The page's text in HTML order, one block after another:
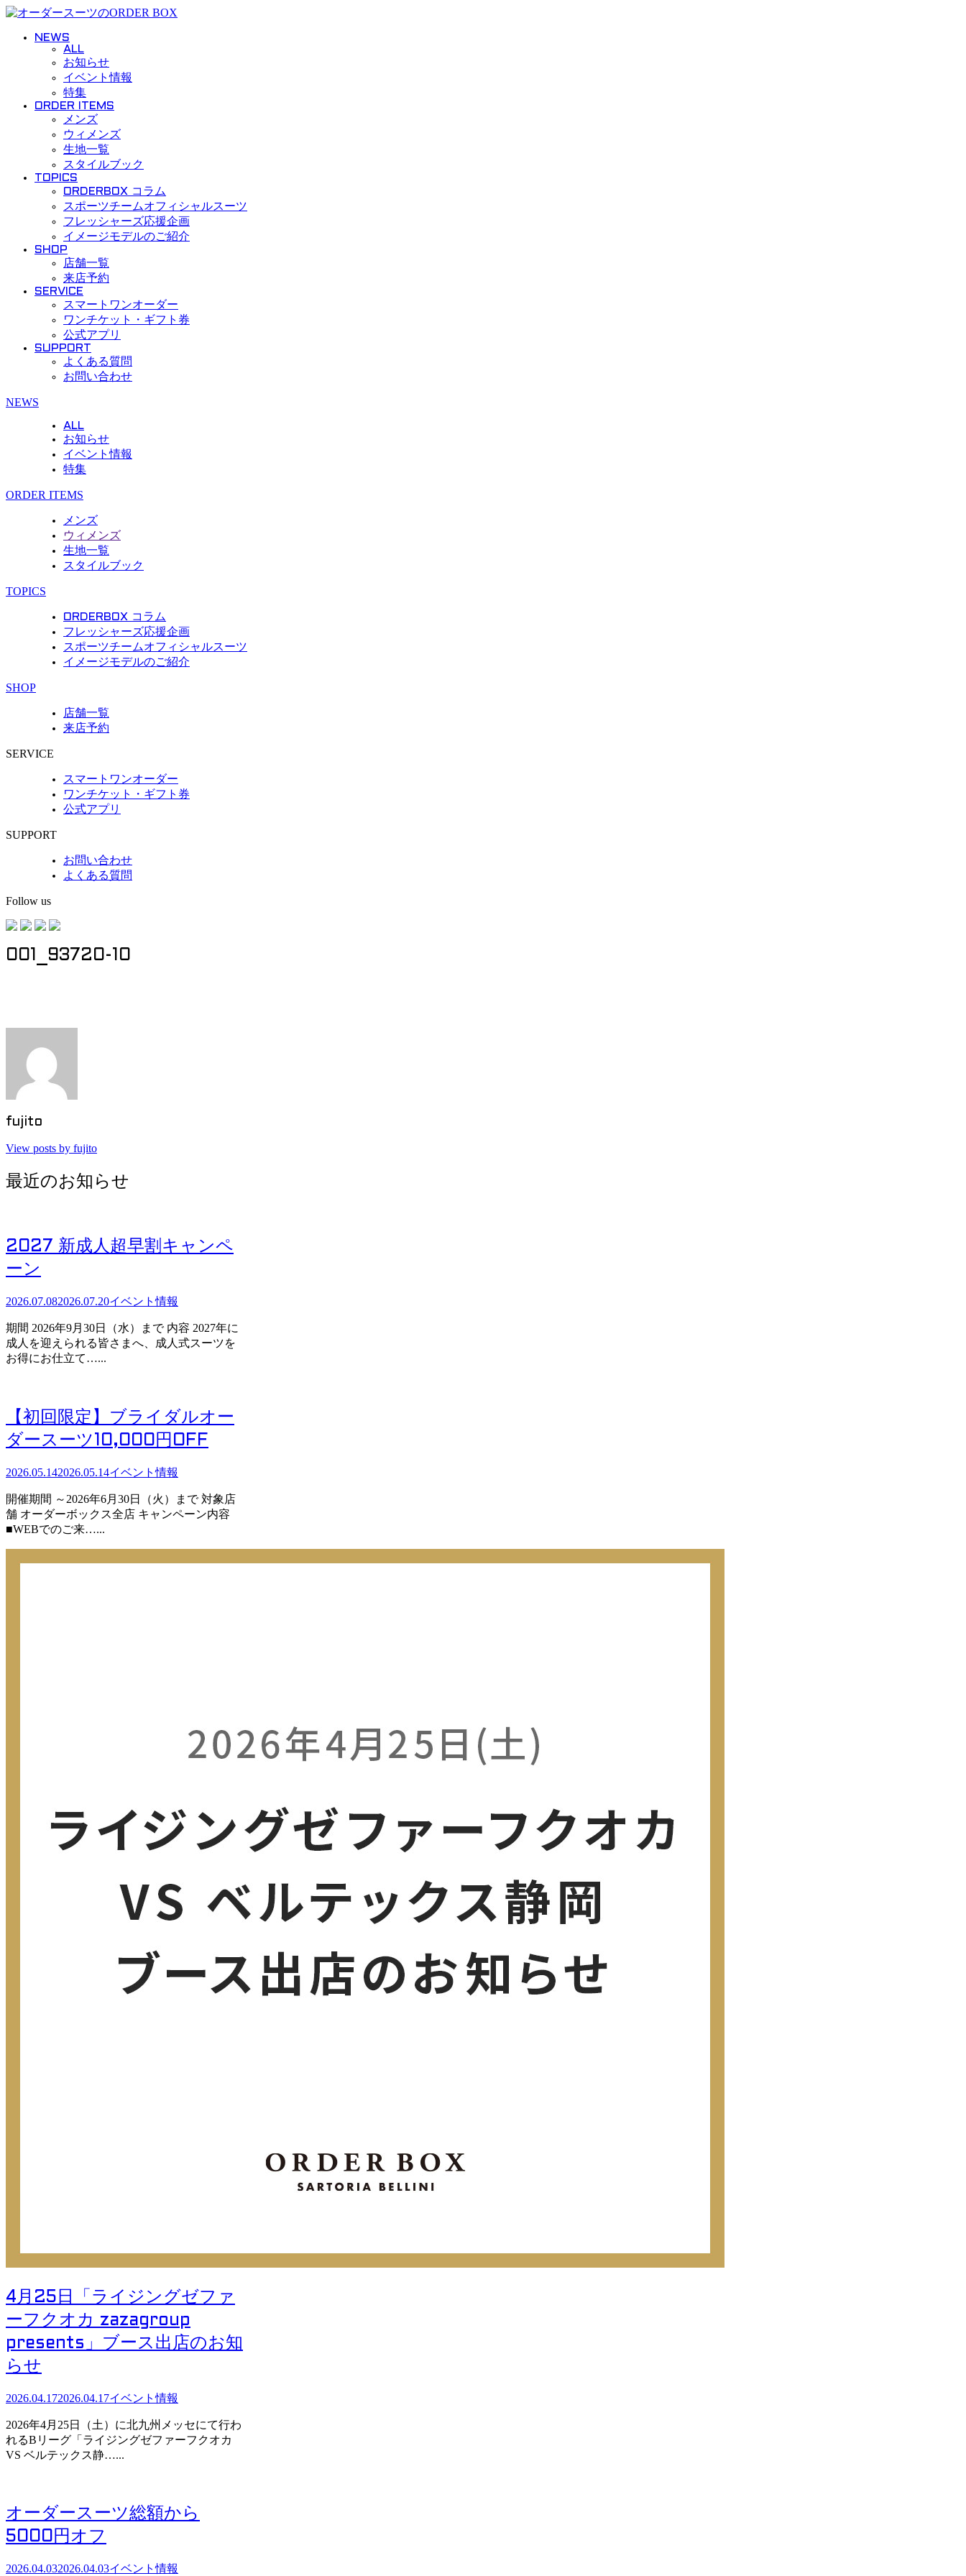
Skip to content
NEWS
ALL
お知らせ
イベント情報
特集
ORDER ITEMS
メンズ
ウィメンズ
生地一覧
スタイルブック
TOPICS
ORDERBOX コラム
スポーツチームオフィシャルスーツ
フレッシャーズ応援企画
イメージモデルのご紹介
SHOP
店舗一覧
来店予約
SERVICE
スマートワンオーダー
ワンチケット・ギフト券
公式アプリ
SUPPORT
よくある質問
お問い合わせ
Menu
NEWS
ALL
お知らせ
イベント情報
特集
ORDER ITEMS
メンズ
ウィメンズ
生地一覧
スタイルブック
TOPICS
ORDERBOX コラム
フレッシャーズ応援企画
スポーツチームオフィシャルスーツ
イメージモデルのご紹介
SHOP
店舗一覧
来店予約
SERVICE
スマートワンオーダー
ワンチケット・ギフト券
公式アプリ
SUPPORT
お問い合わせ
よくある質問
Follow us
001_93720-10
Post navigation
fujito
View posts by fujito
最近のお知らせ
2027 新成人超早割キャンペ
ーン
2026.07.082026.07.20イベント情報
期間 2026年9月30日（水）まで 内容 2027年に
成人を迎えられる皆さまへ、成人式スーツを
お得にお仕立て…...
【初回限定】ブライダルオー
ダースーツ10,000円OFF
2026.05.142026.05.14イベント情報
開催期間 ～2026年6月30日（火）まで 対象店
舗 オーダーボックス全店 キャンペーン内容
■WEBでのご来…...
4月25日「ライジングゼファ
ーフクオカ zazagroup
presents」ブース出店のお知
らせ
2026.04.172026.04.17イベント情報
2026年4月25日（土）に北九州メッセにて行わ
れるBリーグ「ライジングゼファーフクオカ
VS ベルテックス静…...
オーダースーツ総額から
5000円オフ
2026.04.032026.04.03イベント情報